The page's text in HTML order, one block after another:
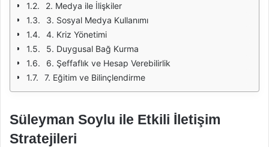
2. Medya ile İlişkiler
3. Sosyal Medya Kullanımı
4. Kriz Yönetimi
5. Duygusal Bağ Kurma
6. Şeffaflık ve Hesap Verebilirlik
7. Eğitim ve Bilinçlendirme
Süleyman Soylu ile Etkili İletişim
Stratejileri